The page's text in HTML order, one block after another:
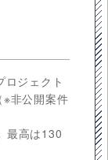
ジェクト
非公開案件
最高は130